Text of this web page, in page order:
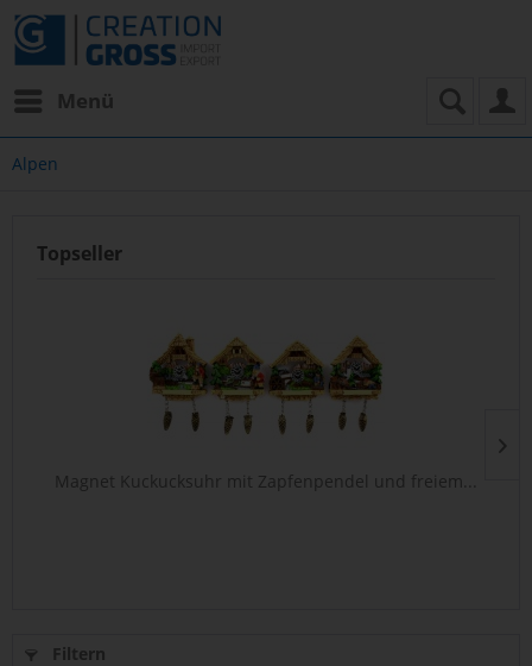
Menü
Alpen
Topseller
Magnet Kuckucksuhr mit Zapfenpendel und freiem...
Filtern